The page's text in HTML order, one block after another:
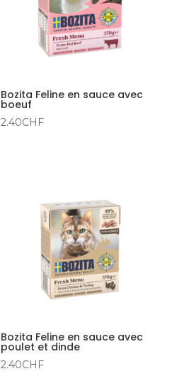
Bozita Feline en sauce avec
boeuf
2.40CHF
Bozita Feline en sauce avec
poulet et dinde
2.40CHF